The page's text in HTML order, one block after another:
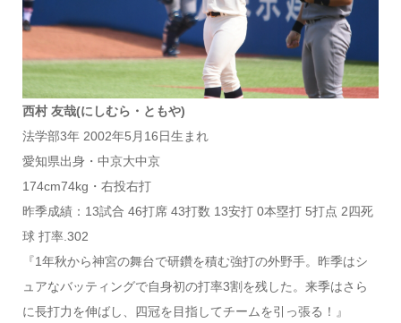
西村 友哉(にしむら・ともや)
法学部3年 2002年5月16日生まれ
愛知県出身・中京大中京
174cm74kg・右投右打
昨季成績：13試合 46打席 43打数 13安打 0本塁打 5打点 2四死
球 打率.302
『1年秋から神宮の舞台で研鑽を積む強打の外野手。昨季はシ
ュアなバッティングで自身初の打率3割を残した。来季はさら
に長打力を伸ばし、四冠を目指してチームを引っ張る！』